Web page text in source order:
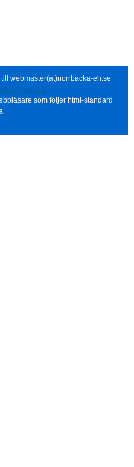
webmaster(at)norrbacka-eh.se
?q=contact
som följer html-standard